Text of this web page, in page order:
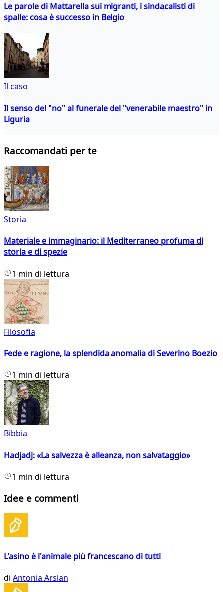
Le parole di Mattarella sui migranti, i sindacalisti di
spalle: cosa è successo in Belgio
Il caso
Il senso del "no" al funerale del "venerabile maestro" in
Liguria
Raccomandati per te
Storia
Materiale e immaginario: il Mediterraneo profuma di
storia e di spezie
1 min di lettura
Filosofia
Fede e ragione, la splendida anomalia di Severino Boezio
1 min di lettura
Bibbia
Hadjadj: «La salvezza è alleanza, non salvataggio»
1 min di lettura
Idee e commenti
L'asino è l'animale più francescano di tutti
di Antonia Arslan